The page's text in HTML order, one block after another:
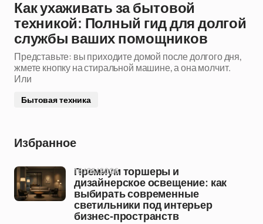
Как ухаживать за бытовой
техникой: Полный гид для долгой
службы ваших помощников
Представьте: вы приходите домой после долгого дня,
жмете кнопку на стиральной машине, а она молчит.
Или
Бытовая техника
Избранное
Премиум торшеры и
дизайнерское освещение: как
выбирать современные
светильники под интерьер
бизнес-пространств
16/05/2026